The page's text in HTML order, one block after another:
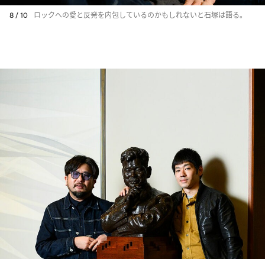
8 / 10 ロックへの愛と反発を内包しているのかもしれないと石塚は語る。